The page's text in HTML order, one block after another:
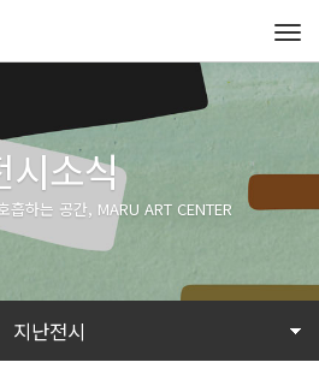
시소식
흡하는 공간, MARU ART CENTER
지난전시